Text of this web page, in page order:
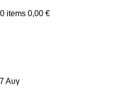
0 items 0,00 €
Αυγ